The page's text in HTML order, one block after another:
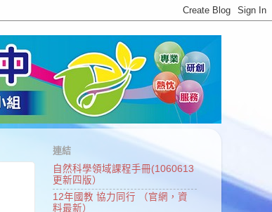
連結
自然科學領域課程手冊(1060613
更新四版）
12年國教 協力同行 （官網，資
料最新）